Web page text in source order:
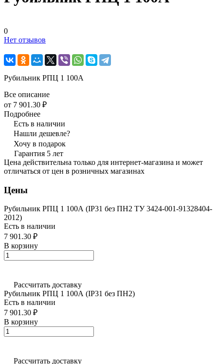
0
Нет отзывов
Рубильник РПЦ 1 100А
Все описание
от 7 901.30 ₽
Подробнее
Есть в наличии
Нашли дешевле?
Хочу в подарок
Гарантия 5 лет
Цена действительна только для интернет-магазина и может
отличаться от цен в розничных магазинах
Цены
Рубильник РПЦ 1 100А (IP31 без ПН2 ТУ 3424-001-91328404-
2012)
Есть в наличии
7 901.30 ₽
В корзину
Рассчитать доставку
Рубильник РПЦ 1 100А (IP31 без ПН2)
Есть в наличии
7 901.30 ₽
В корзину
Рассчитать доставку